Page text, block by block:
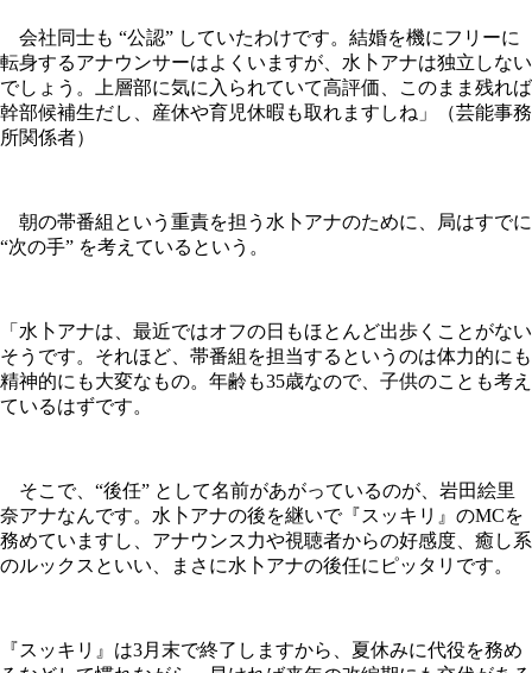
会社同士も “公認” していたわけです。結婚を機にフリーに
転身するアナウンサーはよくいますが、水卜アナは独立しない
でしょう。上層部に気に入られていて高評価、このまま残れば
幹部候補生だし、産休や育児休暇も取れますしね」（芸能事務
所関係者）
朝の帯番組という重責を担う水卜アナのために、局はすでに
“次の手” を考えているという。
「水卜アナは、最近ではオフの日もほとんど出歩くことがない
そうです。それほど、帯番組を担当するというのは体力的にも
精神的にも大変なもの。年齢も35歳なので、子供のことも考え
ているはずです。
そこで、“後任” として名前があがっているのが、岩田絵里
奈アナなんです。水卜アナの後を継いで『スッキリ』のMCを
務めていますし、アナウンス力や視聴者からの好感度、癒し系
のルックスといい、まさに水卜アナの後任にピッタリです。
『スッキリ』は3月末で終了しますから、夏休みに代役を務め